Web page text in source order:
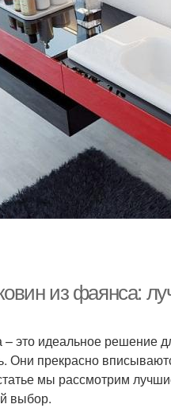
из фаянса:
это идеальное решение
Они прекрасно
мы рассмотрим
выбор.